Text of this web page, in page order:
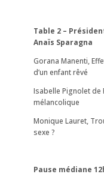
Table 2 –
Anaïs Sparagna
Gorana Manenti,
d’un enfant rêvé
Isabelle Pignolet de
mélancolique
Monique Lauret,
sexe ?
Pause médiane